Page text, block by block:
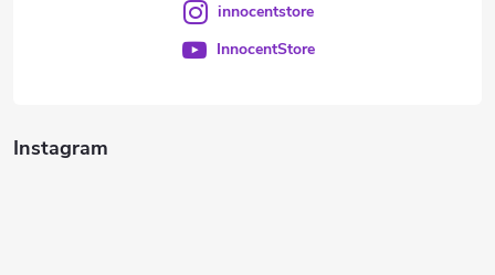
Instagram
innocentstore
InnocentStore